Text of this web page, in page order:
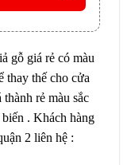
gỗ giá rẻ có màu
thay thế cho cửa
rẻ màu sắc
. Khách hàng
2 liên hệ :